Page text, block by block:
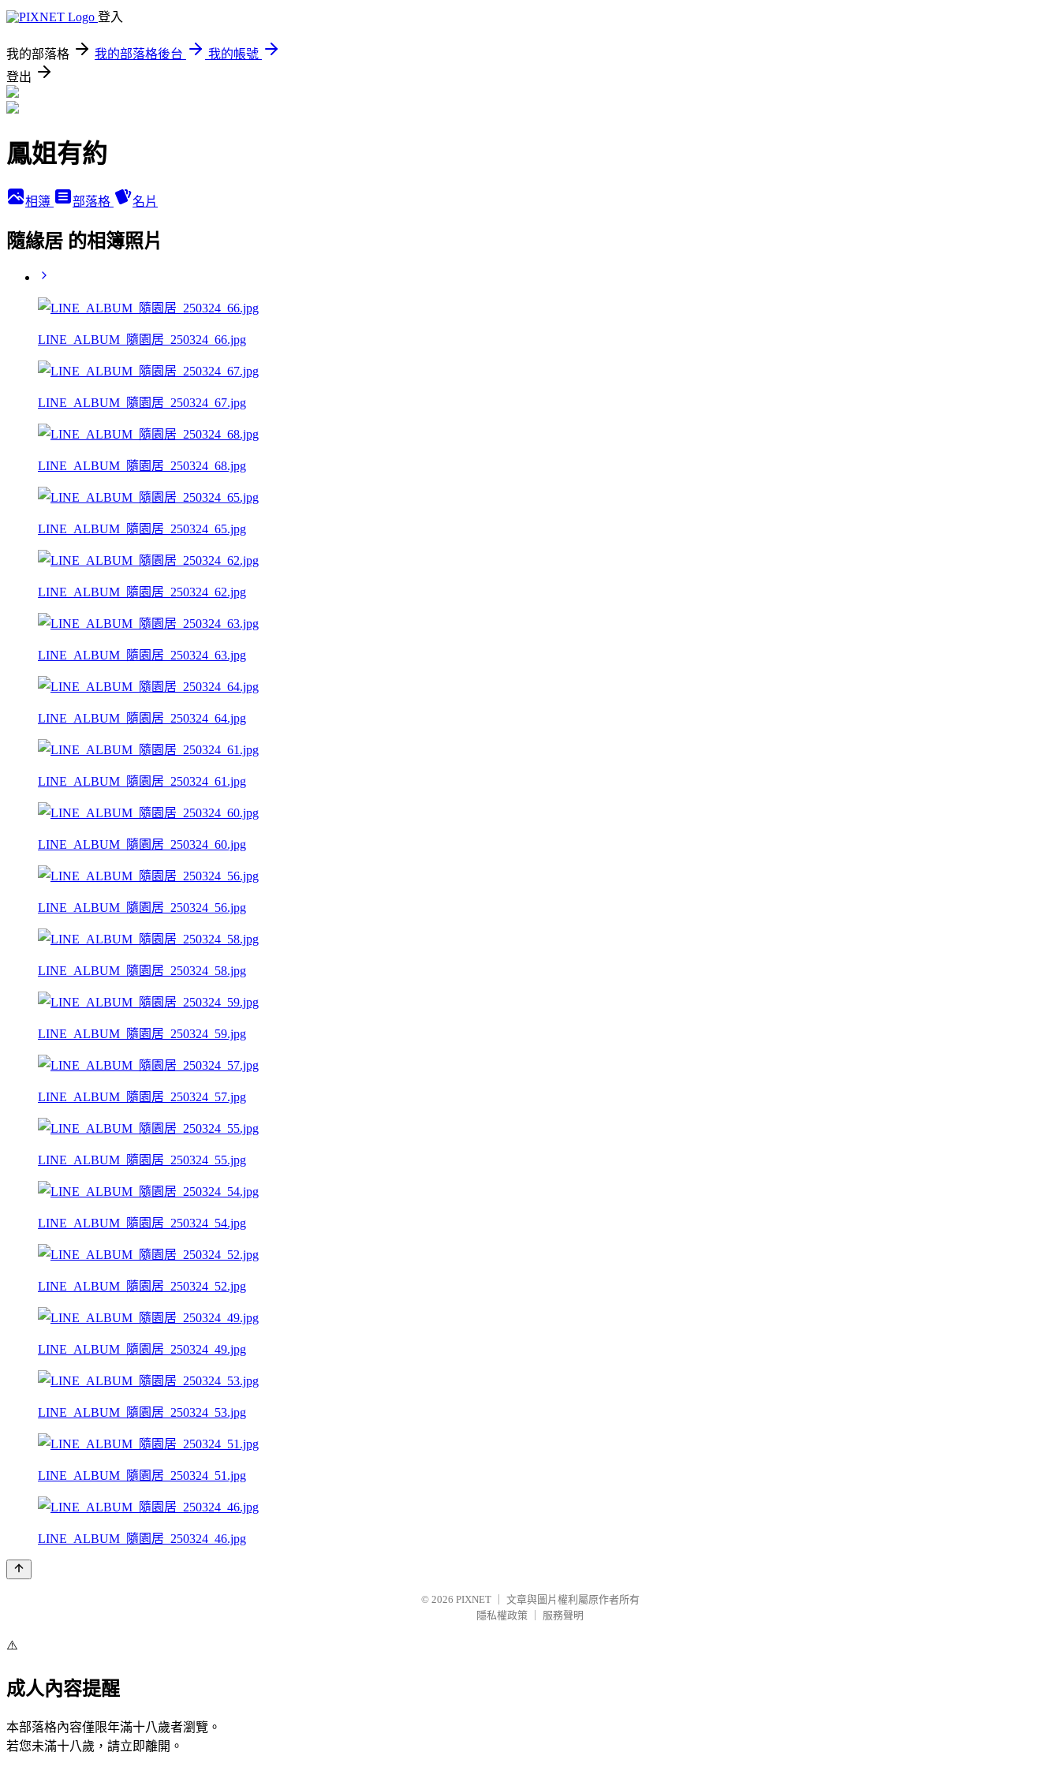
登入
我的部落格 我的部落格後台
我的帳號
登出
鳳姐有約
相簿 部落格 名片
隨緣居 的相簿照片
LINE_ALBUM_隨園居_250324_66.jpg
LINE_ALBUM_隨園居_250324_67.jpg
LINE_ALBUM_隨園居_250324_68.jpg
LINE_ALBUM_隨園居_250324_65.jpg
LINE_ALBUM_隨園居_250324_62.jpg
LINE_ALBUM_隨園居_250324_63.jpg
LINE_ALBUM_隨園居_250324_64.jpg
LINE_ALBUM_隨園居_250324_61.jpg
LINE_ALBUM_隨園居_250324_60.jpg
LINE_ALBUM_隨園居_250324_56.jpg
LINE_ALBUM_隨園居_250324_58.jpg
LINE_ALBUM_隨園居_250324_59.jpg
LINE_ALBUM_隨園居_250324_57.jpg
LINE_ALBUM_隨園居_250324_55.jpg
LINE_ALBUM_隨園居_250324_54.jpg
LINE_ALBUM_隨園居_250324_52.jpg
LINE_ALBUM_隨園居_250324_49.jpg
LINE_ALBUM_隨園居_250324_53.jpg
LINE_ALBUM_隨園居_250324_51.jpg
LINE_ALBUM_隨園居_250324_46.jpg
© 2026 PIXNET
文章與圖片權利屬原作者所有
隱私權政策
服務聲明
⚠️
成人內容提醒
本部落格內容僅限年滿十八歲者瀏覽。
若您未滿十八歲，請立即離開。